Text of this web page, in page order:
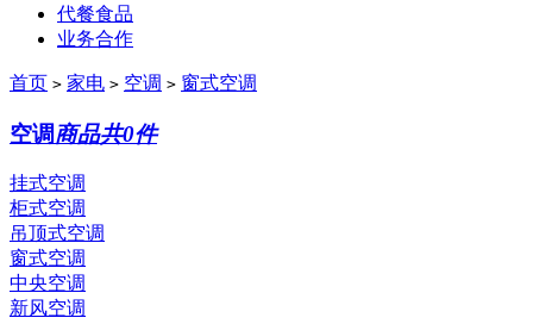
代餐食品
业务合作
首页 > 家电 > 空调 > 窗式空调
空调 商品共0件
挂式空调
柜式空调
吊顶式空调
窗式空调
中央空调
新风空调